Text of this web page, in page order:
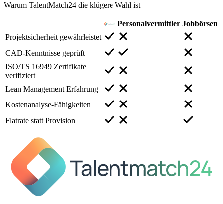
Warum TalentMatch24 die klügere Wahl ist
Personalvermittler Jobbörsen
Projektsicherheit gewährleistet
CAD-Kenntnisse geprüft
ISO/TS 16949 Zertifikate
verifiziert
Lean Management Erfahrung
Kostenanalyse-Fähigkeiten
Flatrate statt Provision